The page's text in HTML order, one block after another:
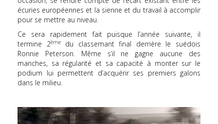
écuries européennes et la sienne et du travail à accomplir
pour se mettre au niveau.
Ce sera rapidement fait puisque l’année suivante, il
termine 2èmedu classemant final derrière le suédois
Ronnie Peterson. Même s’il ne gagne aucune des
manches, sa régularité et sa capacité à monter sur le
podium lui permettent d’acquérir ses premiers galons
dans le milieu.